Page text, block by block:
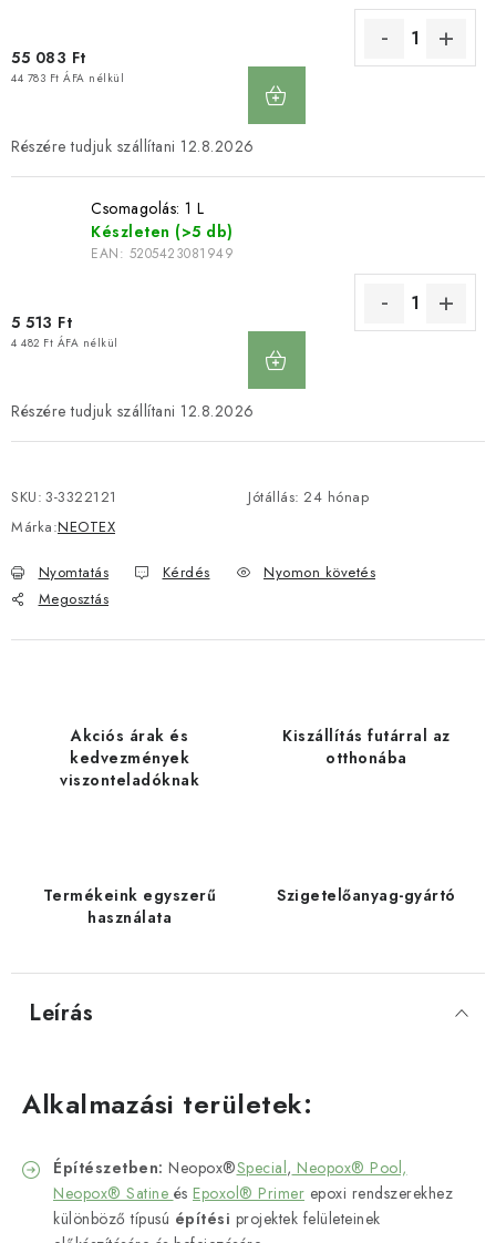
55 083 Ft
44 783 Ft ÁFA nélkül
12.8.2026
Csomagolás: 1 L
Készleten (>5 db)
EAN: 5205423081949
5 513 Ft
4 482 Ft ÁFA nélkül
12.8.2026
SKU: 3-3322121
Márka:NEOTEX
Jótállás: 24 hónap
Nyomtatás Kérdés
Nyomon követés
Megosztás
Akciós árak és
kedvezmények
viszonteladóknak
Kiszállítás futárral az
otthonába
Termékeink egyszerű
használata
Szigetelőanyag-gyártó
Leírás
Alkalmazási területek:
Építészetben: Neopox®Special, Neopox® Pool,
Neopox® Satine és Epoxol® Primer epoxi rendszerekhez
különböző típusú építési projektek felületeinek